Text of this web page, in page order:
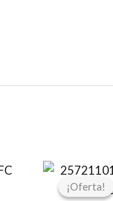
¡Oferta!
¡Oferta!